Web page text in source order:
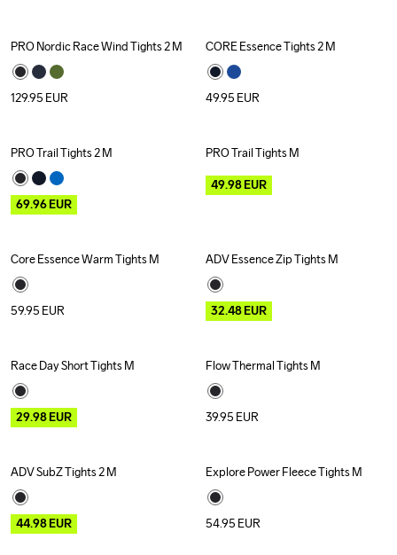
PRO Nordic Race Wind Tights 2 M
129.95 EUR
CORE Essence Tights 2 M
49.95 EUR
Outlet
PRO Trail Tights 2 M
69.96EUR
Outlet
PRO Trail Tights M
49.98EUR
Core Essence Warm Tights M
59.95 EUR
Outlet
ADV Essence Zip Tights M
32.48EUR
Outlet
Race Day Short Tights M
29.98EUR
Flow Thermal Tights M
39.95 EUR
Outlet
ADV SubZ Tights 2 M
44.98EUR
Explore Power Fleece Tights M
54.95 EUR